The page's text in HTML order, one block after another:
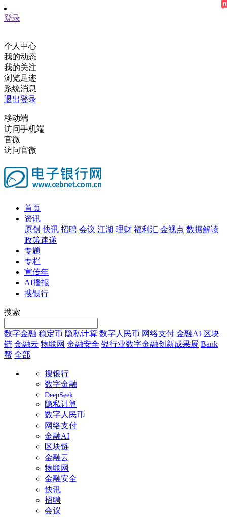
登录
个人中心
我的动态
我的关注
浏览足迹
系统消息
退出登录
移动端
访问手机端
官微
访问官微
首页
资讯
原创 快讯 招聘 会议 江湖 理财 福利汇 金视点 数据解读
政策速递
专题
专栏
宣传年
AI播报
搜银行
搜索
数字金融 稳定币 隐私计算 数字人民币 网络支付 金融AI 区块
链 金融云 物联网 金融安全 银行业数字金融创新成果展 Bank
帮 全部
搜银行
数字金融
DeepSeek
隐私计算
数字人民币
网络支付
金融AI
区块链
金融云
物联网
金融安全
快讯
招聘
会议